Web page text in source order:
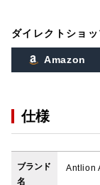
ダイレクトショ
Amazon
仕様
ブランド
名
Antlion